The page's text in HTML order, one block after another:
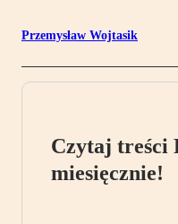
Przemysław Wojtasik
Czytaj treści
miesięcznie!